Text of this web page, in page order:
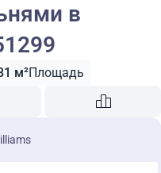
в
м²Площадь